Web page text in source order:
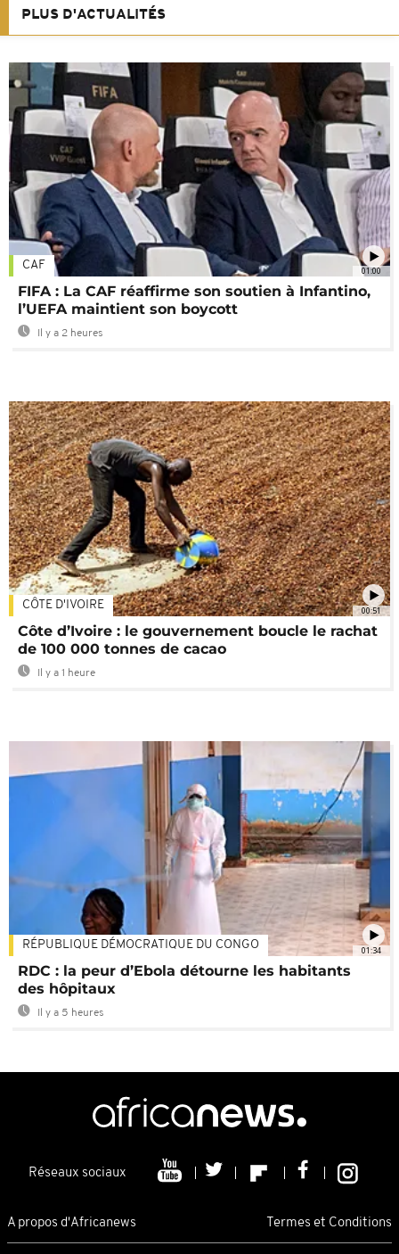
PLUS D'ACTUALITÉS
01:00
CAF
FIFA : La CAF réaffirme son soutien à Infantino,
l’UEFA maintient son boycott
Il y a 2 heures
00:51
CÔTE D'IVOIRE
Côte d’Ivoire : le gouvernement boucle le rachat
de 100 000 tonnes de cacao
Il y a 1 heure
01:34
RÉPUBLIQUE DÉMOCRATIQUE DU CONGO
RDC : la peur d’Ebola détourne les habitants
des hôpitaux
Il y a 5 heures
Réseaux sociaux
A propos d'Africanews Termes et Conditions